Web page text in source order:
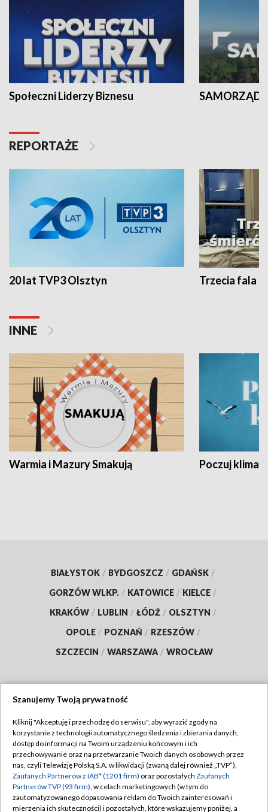
Społeczni Liderzy Biznesu SAMORZĄD
REPORTAŻE
20 lat TVP3 Olsztyn Trzecia fala -
INNE
Warmia i Mazury Smakują Poczuj klimat
BIAŁYSTOK / BYDGOSZCZ / GDAŃSK /
GORZÓW WLKP. / KATOWICE / KIELCE /
KRAKÓW / LUBLIN / ŁÓDŹ / OLSZTYN /
OPOLE / POZNAŃ / RZESZÓW /
SZCZECIN / WARSZAWA / WROCŁAW
TVP
Abonament TVP
Emisja w TVP
Centrum informacji TVP
Regulamin TVP
Polityka prywatności
Moje zgody
Szanujemy Twoją prywatność
Kliknij "Akceptuję i przechodzę do serwisu", aby wyrazić zgody na
korzystanie z technologii automatycznego śledzenia i zbierania danych,
dostęp do informacji na Twoim urządzeniu końcowym i ich
przechowywanie oraz na przetwarzanie Twoich danych osobowych przez
nas, czyli Telewizję Polską S.A. w likwidacji (zwaną dalej również „TVP”),
Zaufanych Partnerów z IAB* (1201 firm) oraz pozostałych Zaufanych
Partnerów TVP (93 firm), w celach marketingowych (w tym do
zautomatyzowanego dopasowania reklam do Twoich zainteresowań i
mierzenia ich skuteczności) i pozostałych, które wskazujemy poniżej, a